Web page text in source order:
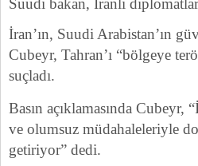
Suudi bakan, İranlı
İran’ın, Suudi Arabistan’ın
Cubeyr, Tahran’ı “bölgeye
suçladı.
Basın açıklamasında Cubeyr,
ve olumsuz müdahaleleriyle
getiriyor” dedi.